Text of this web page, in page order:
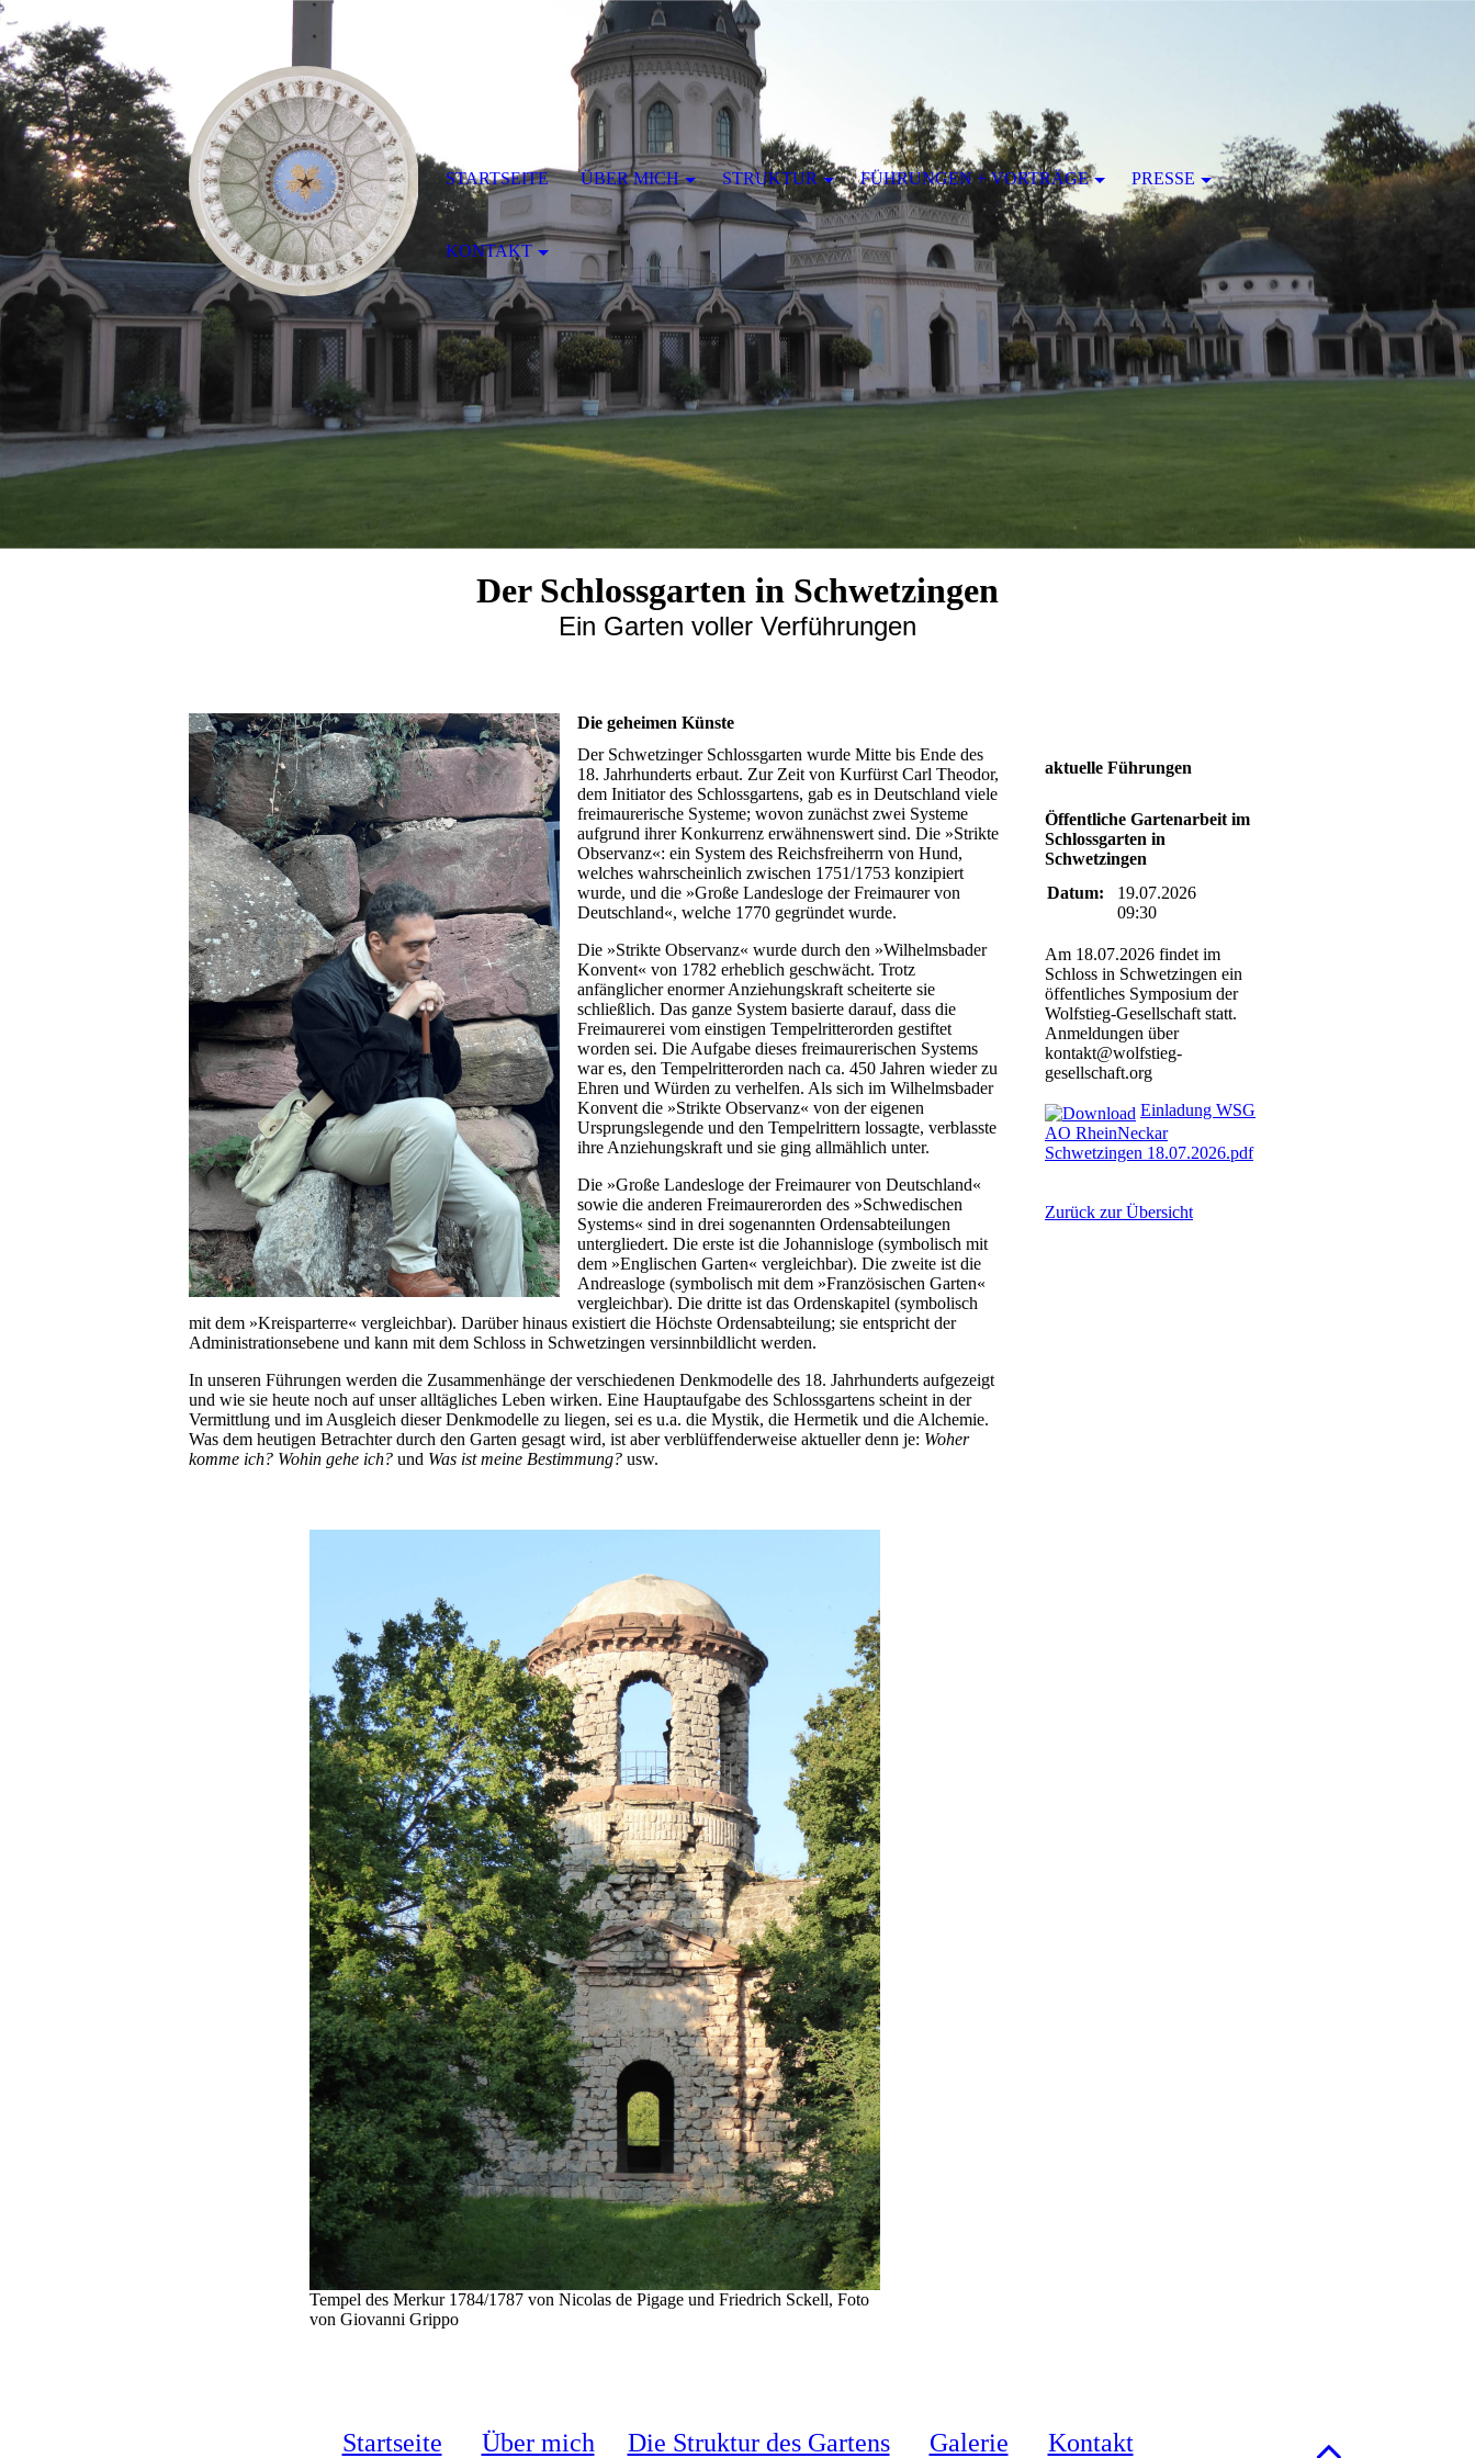
Der Schlossgarten in Schwetzingen
Ein Garten voller Verführungen
Die geheimen Künste
Der Schwetzinger Schlossgarten wurde Mitte bis Ende des
18. Jahrhunderts erbaut. Zur Zeit von Kurfürst Carl Theodor,
dem Initiator des Schlossgartens, gab es in Deutschland viele
freimaurerische Systeme; wovon zunächst zwei Systeme
aufgrund ihrer Konkurrenz erwähnenswert sind. Die »Strikte
Observanz«: ein System des Reichsfreiherrn von Hund,
welches wahrscheinlich zwischen 1751/1753 konzipiert
wurde, und die »Große Landesloge der Freimaurer von
Deutschland«, welche 1770 gegründet wurde.
Die »Strikte Observanz« wurde durch den »Wilhelmsbader
Konvent« von 1782 erheblich geschwächt. Trotz
anfänglicher enormer Anziehungskraft scheiterte sie
schließlich. Das ganze System basierte darauf, dass die
Freimaurerei vom einstigen Tempelritterorden gestiftet
worden sei. Die Aufgabe dieses freimaurerischen Systems
war es, den Tempelritterorden nach ca. 450 Jahren wieder zu
Ehren und Würden zu verhelfen. Als sich im Wilhelmsbader
Konvent die »Strikte Observanz« von der eigenen
Ursprungslegende und den Tempelrittern lossagte, verblasste
ihre Anziehungskraft und sie ging allmählich unter.
Die »Große Landesloge der Freimaurer von Deutschland«
sowie die anderen Freimaurerorden des »Schwedischen
Systems«sind in drei sogenannten Ordensabteilungen
untergliedert. Die erste ist die Johannisloge (symbolisch mit
dem »Englischen Garten« vergleichbar). Die zweite ist die
Andreasloge (symbolisch mit dem »Französischen Garten«
vergleichbar). Die dritte ist das Ordenskapitel (symbolisch
mit dem »Kreisparterre« vergleichbar). Darüber hinaus existiert die Höchste Ordensabteilung; sie entspricht der
Administrationsebene und kann mit dem Schloss in Schwetzingen versinnbildlicht werden.
In unseren Führungen werden die Zusammenhänge der verschiedenen Denkmodelle des 18. Jahrhunderts aufgezeigt
und wie sie heute noch auf unser alltägliches Leben wirken. Eine Hauptaufgabe des Schlossgartens scheint in der
Vermittlung und im Ausgleich dieser Denkmodelle zu liegen, sei es u.a. die Mystik, die Hermetik und die Alchemie.
Was dem heutigen Betrachter durch den Garten gesagt wird, ist aber verblüffenderweise aktueller denn je: Woher
komme ich? Wohin gehe ich? und Was ist meine Bestimmung? usw.
Tempel des Merkur 1784/1787 von Nicolas de Pigage und Friedrich Sckell, Foto
von Giovanni Grippo
aktuelle Führungen
Öffentliche Gartenarbeit im
Schlossgarten in
Schwetzingen
Datum:
19.07.2026
09:30
Am 18.07.2026 findet im
Schloss in Schwetzingen ein
öffentliches Symposium der
Wolfstieg-Gesellschaft statt.
Anmeldungen über
kontakt@wolfstieg-
gesellschaft.org
Einladung WSG
AO RheinNeckar
Schwetzingen 18.07.2026.pdf
Zurück zur Übersicht
Startseite Über mich Die Struktur des Gartens Galerie Kontakt
STARTSEITE ÜBER MICH STRUKTUR FÜHRUNGEN + VORTRÄGE PRESSE
KONTAKT